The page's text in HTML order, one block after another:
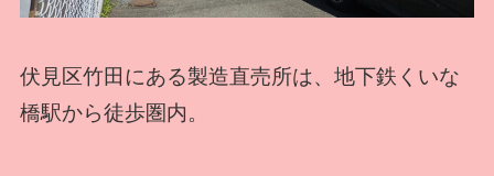
伏見区竹田にある製造直売所は、地下鉄くいな
橋駅から徒歩圏内。